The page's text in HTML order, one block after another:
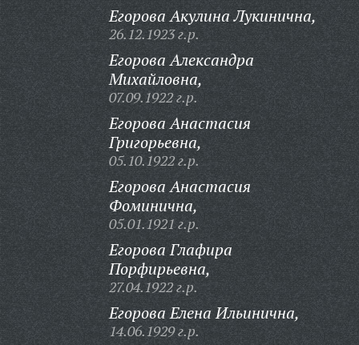
Егорова Акулина Лукинична,
26.12.1923 г.р.
Егорова Александра
Михайловна,
07.09.1922 г.р.
Егорова Анастасия
Григорьевна,
05.10.1922 г.р.
Егорова Анастасия
Фоминична,
05.01.1921 г.р.
Егорова Глафира
Порфирьевна,
27.04.1922 г.р.
Егорова Елена Ильинична,
14.06.1929 г.р.